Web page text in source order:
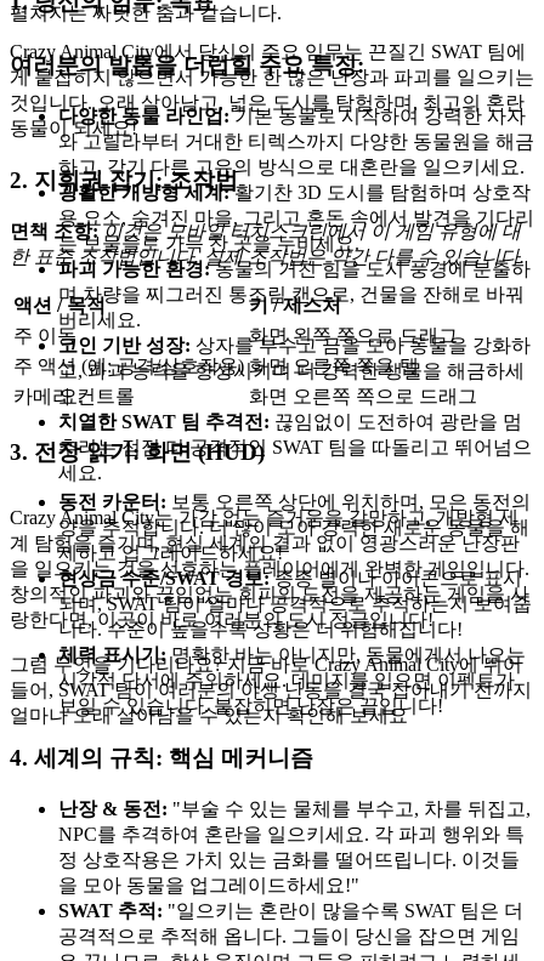
펼쳐지는 짜릿한 춤과 같습니다.
여러분의 발톱을 더럽힐 주요 특징:
다양한 동물 라인업:기본 동물로 시작하여 강력한 사자
와 고릴라부터 거대한 티렉스까지 다양한 동물원을 해금
하고, 각기 다른 고유의 방식으로 대혼란을 일으키세요.
광활한 개방형 세계:활기찬 3D 도시를 탐험하며 상호작
용 요소, 숨겨진 마을, 그리고 혼돈 속에서 발견을 기다리
는 보물들로 가득 찬 곳을 누비세요.
파괴 가능한 환경:동물의 거친 힘을 도시 풍경에 분출하
며 차량을 찌그러진 통조림 캔으로, 건물을 잔해로 바꿔
버리세요.
코인 기반 성장: 상자를 부수고 금을 모아 동물을 강화하
고, 파괴 능력을 향상시키며 더 강력한 생물을 해금하세
요.
치열한 SWAT 팀 추격전: 끊임없이 도전하여 광란을 멈
추려는 점점 더 공격적인 SWAT 팀을 따돌리고 뛰어넘으
세요.
Crazy Animal City는 가감 없는 즐거움을 갈망하고, 개방형 세
계 탐험을 즐기며, 현실 세계의 결과 없이 영광스러운 난장판
을 일으키는 것을 선호하는 플레이어에게 완벽한 게임입니다.
창의적인 파괴와 끊임없는 회피의 도전을 제공하는 게임을 사
랑한다면, 이곳이 바로 여러분의 도시 정글입니다!
그럼 무엇을 기다리나요? 지금 바로 Crazy Animal City에 뛰어
들어, SWAT 팀이 여러분의 야생 난동을 결국 잡아내기 전까지
얼마나 오래 살아남을 수 있는지 확인해 보세요
Crazy Animal City에서 당신의 주요 임무는 끈질긴 SWAT 팀에
게 붙잡히지 않으면서 가능한 한 많은 난장과 파괴를 일으키는
것입니다. 오래 살아남고, 넓은 도시를 탐험하며, 최고의 혼란
동물이 되세요!
2. 지휘권 잡기: 조작법
면책 조항: 이것은 모바일 터치스크린에서 이 게임 유형에 대
한 표준 조작법입니다. 실제 조작법은 약간 다를 수 있습니다.
액션 / 목적
키 / 제스처
주 이동
화면 왼쪽 쪽으로 드래그
주 액션 (예: 공격/상호작용) 화면 오른쪽 쪽을 탭
카메라 컨트롤
화면 오른쪽 쪽으로 드래그
3. 전장 읽기: 화면 (HUD)
동전 카운터: 보통 오른쪽 상단에 위치하며, 모은 동전의
양을 추적합니다. 더 많이 모아 강력한 새로운 동물을 해
제하고 업그레이드하세요!
현상금 수준/SWAT 경보:종종 별이나 아이콘으로 표시
되며, SWAT 팀이 얼마나 공격적으로 추적하는지 보여줍
니다. 수준이 높을수록 상황은 더 위험해집니다!
체력 표시기:명확한 바는 아니지만, 동물에게서 나오는
시각적 단서에 주의하세요. 데미지를 입으면 이펙트가
보일 수 있습니다. 붙잡히면 난장은 끝입니다!
4. 세계의 규칙: 핵심 메커니즘
난장 & 동전: "부술 수 있는 물체를 부수고, 차를 뒤집고,
NPC를 추격하여 혼란을 일으키세요. 각 파괴 행위와 특
정 상호작용은 가치 있는 금화를 떨어뜨립니다. 이것들
을 모아 동물을 업그레이드하세요!"
SWAT 추적: "일으키는 혼란이 많을수록 SWAT 팀은 더
공격적으로 추적해 옵니다. 그들이 당신을 잡으면 게임